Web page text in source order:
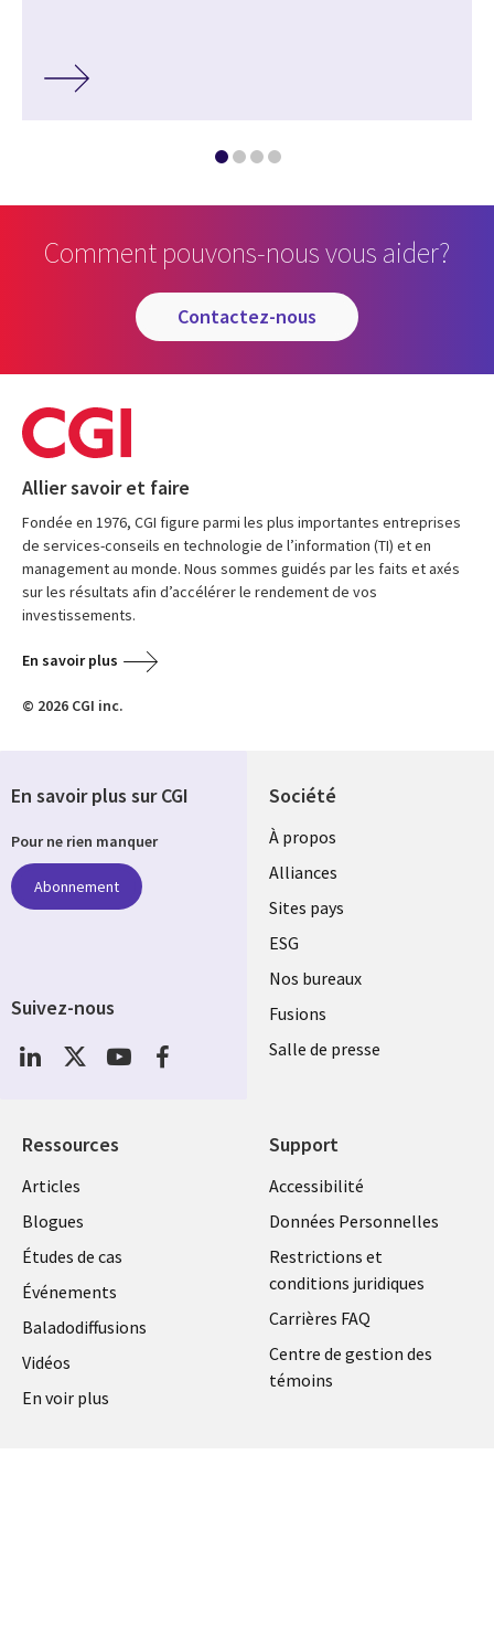
Comment pouvons-nous vous aider?
contactez-nous
Allier savoir et faire
Fondée en 1976, CGI figure parmi les plus importantes entreprises
de services-conseils en technologie de l’information (TI) et en
management au monde. Nous sommes guidés par les faits et axés
sur les résultats afin d’accélérer le rendement de vos
investissements.
En savoir plus
© 2026 CGI inc.
Société
À propos
Alliances
Sites pays
ESG
Nos bureaux
Fusions
Salle de presse
Ressources
Articles
Blogues
Études de cas
Événements
Baladodiffusions
Vidéos
En voir plus
Support
Accessibilité
Données Personnelles
Restrictions et
conditions juridiques
Carrières FAQ
Centre de gestion des
témoins
En savoir plus sur CGI
Pour ne rien manquer
Abonnement
Suivez-nous
Social
Media